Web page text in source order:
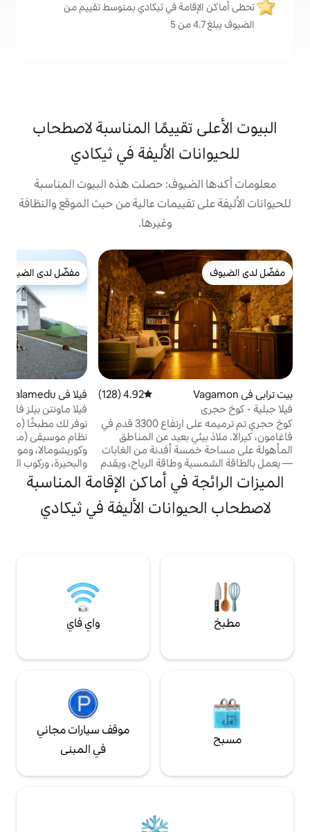
في ثيكادي بمتوسط تقييم من
المناسبة لاصطحاب
الأليفة في ثيكادي
حصلت هذه البيوت المناسبة
عالية من حيث الموقع والنظافة
متوسط التقييم 4.92 من 5، 128 مراجعات
4.92 (128)
كوخ حجري تم ترميمه على ارتفاع 3300 قدم في
بعيد عن المناطق
أفدنة من الغابات
الرياح، ويقدم
إلى المائدة، ولا
حقيقي. كان الكوخ
عقار مخصص
وتصميمات داخلية
مفضّل لدى الضيوف
مفضّل لدى الضيوف
فيلا في Kolahalamedu متوسط التقييم 4.95 من 5، 22 مراجعات
4.95 (22)
فيلا ماونتن بيلز فاغامون
نوفر لك مطبخًا (مجانيًا)، وشواية، ونار تخييم مع
نظام موسيقى (مقابل رسوم). ثانغالبارا،
وكوريشومالا، وموروجانمالا، وغابات الصنوبر،
والبحيرة، وركوب القوارب، والمروج، وسويسايد
بوينت، وشلالات المياه، وما إلى ذلك على مسافة
3 كيلومترات. يمكنك الاستمتاع بإطلالة بانورامية
360 درجة على أفق لا نهاية له من التلال والأشجار
والغيوم والضباب والليالي المرصعة بالنجوم التي
أماكن الإقامة المناسبة
الأليفة في ثيكادي
واي فاي
موقف سيارات مجاني
في المبنى